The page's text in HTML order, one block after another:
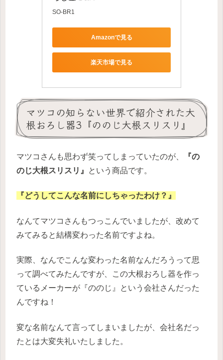
SO-BR1
Amazonで見る
楽天市場で見る
マツコの知らない世界で紹介された大
根おろし器3『ののじ大根スリスリ』
マツコさんも思わず笑ってしまっていたのが、
『の
のじ大根スリスリ』
という商品です。
『どうしてこんな名前にしちゃったわけ？』
なんてマツコさんもつっこんでいましたが、改めて
みてみると結構変わった名前ですよね。
実際、なんでこんな変わった名前なんだろうって思
って調べてみたんですが、この大根おろし器を作っ
ているメーカーが『ののじ』という会社さんだった
んですね！
変な名前なんて言ってしまいましたが、会社名だっ
たとは大変失礼いたしました。